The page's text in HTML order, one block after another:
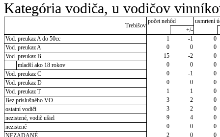
Kategória vodiča, u vodičov
Trebišov
počet nehôd
usmrtení
+/-
Vod. preukaz A do 50cc
1 -1
0
Vod. preukaz A
0 0
0
Vod. preukaz B
15 -2
0
mladší ako 18 rokov
0 0
0
Vod. preukaz C
0 -1
0
Vod. preukaz D
0 0
0
Vod. preukaz T
1 1
0
Bez príslušného VO
3 2
0
ostatní vodiči
3 2
0
nezistené, vodič ušiel
9 4
0
nezistené
0 0
0
2 0 0